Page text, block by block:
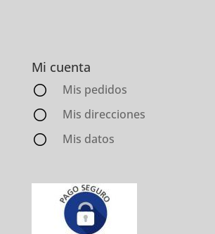
Mi cuenta
Mis pedidos
Mis direcciones
Mis datos